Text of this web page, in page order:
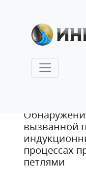
вызванной
процессах
петлями